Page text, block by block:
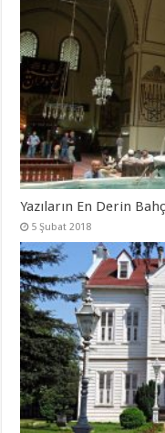
Yazıların En Derin
5 Şubat 2018